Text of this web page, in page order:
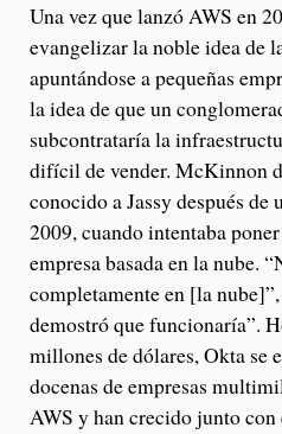
Una vez que lanzó AWS en
evangelizar la noble idea de
apuntándose a pequeñas
la idea de que un
subcontrataría la
difícil de vender. McKinnon
conocido a Jassy después de
2009, cuando intentaba
empresa basada en la nube.
completamente en [la
demostró que funcionaría”.
millones de dólares, Okta se
docenas de empresas
AWS y han crecido junto